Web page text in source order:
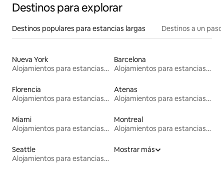
Destinos para explorar
Destinos populares para estancias largas Destinos a un
Nueva York
Alojamientos para estancias largas
Barcelona
Alojamientos para estancias largas
Florencia
Alojamientos para estancias largas
Atenas
Alojamientos para estancias largas
Miami
Alojamientos para estancias largas
Montreal
Alojamientos para estancias largas
Seattle
Alojamientos para estancias largas
Mostrar más